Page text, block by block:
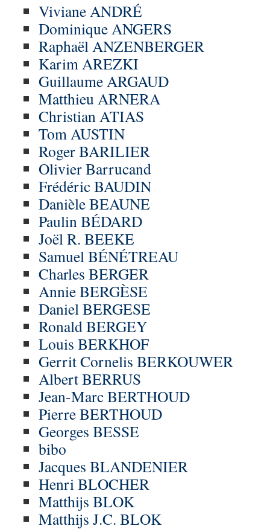
Viviane ANDRÉ
Dominique ANGERS
Raphaël ANZENBERGER
Karim AREZKI
Guillaume ARGAUD
Matthieu ARNERA
Christian ATIAS
Tom AUSTIN
Roger BARILIER
Olivier Barrucand
Frédéric BAUDIN
Danièle BEAUNE
Paulin BÉDARD
Joël R. BEEKE
Samuel BÉNÉTREAU
Charles BERGER
Annie BERGÈSE
Daniel BERGESE
Ronald BERGEY
Louis BERKHOF
Gerrit Cornelis BERKOUWER
Albert BERRUS
Jean-Marc BERTHOUD
Pierre BERTHOUD
Georges BESSE
bibo
Jacques BLANDENIER
Henri BLOCHER
Matthijs BLOK
Matthijs J.C. BLOK